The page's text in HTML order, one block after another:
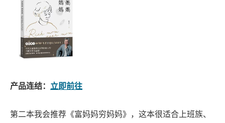
产品连结： 立即前往
第二本我会推荐《富妈妈穷妈妈》，这本很适合上班族、